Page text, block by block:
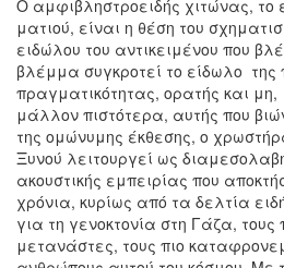
Ο αμφιβληστροειδής χιτώνας, το
ματιού, είναι η θέση του
ειδώλου του αντικειμένου που
βλέμμα συγκροτεί το είδωλο της
πραγματικότητας, ορατής και
μάλλον πιστότερα, αυτής που
της ομώνυμης έκθεσης, ο
Ξυνού λειτουργεί ως
ακουστικής εμπειρίας που
χρόνια, κυρίως από τα δελτία
για τη γενοκτονία στη Γάζα,
μετανάστες, τους πιο